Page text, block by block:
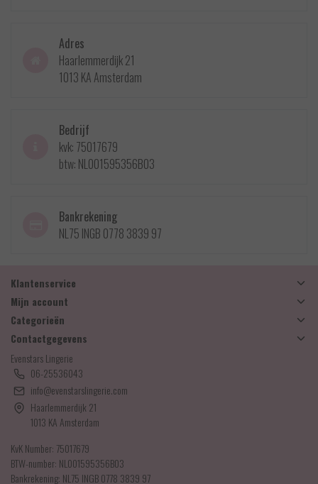
Adres
Haarlemmerdijk 21
1013 KA Amsterdam
Bedrijf
kvk: 75017679
btw: NL001595356B03
Bankrekening
NL75 INGB 0778 3839 97
Klantenservice
Mijn account
Categorieën
Contactgegevens
Evenstars Lingerie
06-25536043
info@evenstarslingerie.com
Haarlemmerdijk 21
1013 KA Amsterdam
KvK Number: 75017679
BTW-number: NL001595356B03
Bankrekening: NL75 INGB 0778 3839 97